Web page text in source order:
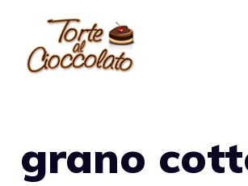
contenuto
grano